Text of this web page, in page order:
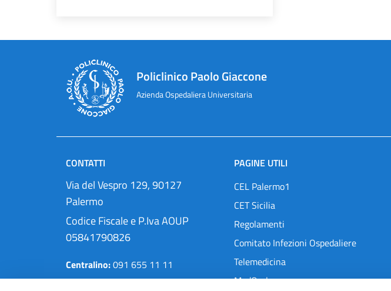
Policlinico Paolo Giaccone
Azienda Ospedaliera Universitaria
CONTATTI
Via del Vespro 129, 90127
Palermo
Codice Fiscale e P.Iva AOUP
05841790826
Centralino:091 655 11 11
Pec:protocollo@cert.policlinico.pa.it
PAGINE UTILI
CEL Palermo1
CET Sicilia
Regolamenti
Comitato Infezioni Ospedaliere
Telemedicina
MedOral